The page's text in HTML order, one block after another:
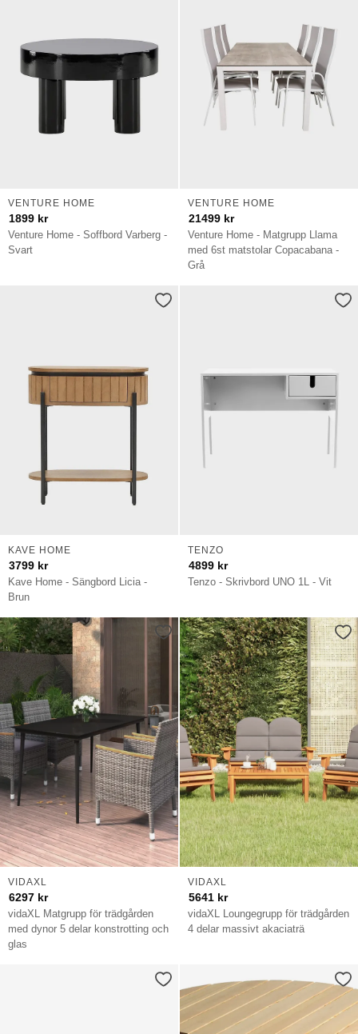
Venture Home - Soffbord Varberg -
Svart
VENTURE HOME
1899 kr
Venture Home - Matgrupp Llama
med 6st matstolar Copacabana -
Grå
VENTURE HOME
21499 kr
Kave Home - Sängbord Licia -
Brun
KAVE HOME
3799 kr
Tenzo - Skrivbord UNO 1L - Vit
TENZO
4899 kr
vidaXL Matgrupp för trädgården
med dynor 5 delar konstrotting och
glas
VIDAXL
6297 kr
vidaXL Loungegrupp för trädgården
4 delar massivt akaciaträ
VIDAXL
5641 kr